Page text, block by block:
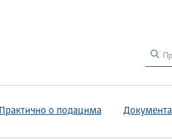
Практично о подацима Документа